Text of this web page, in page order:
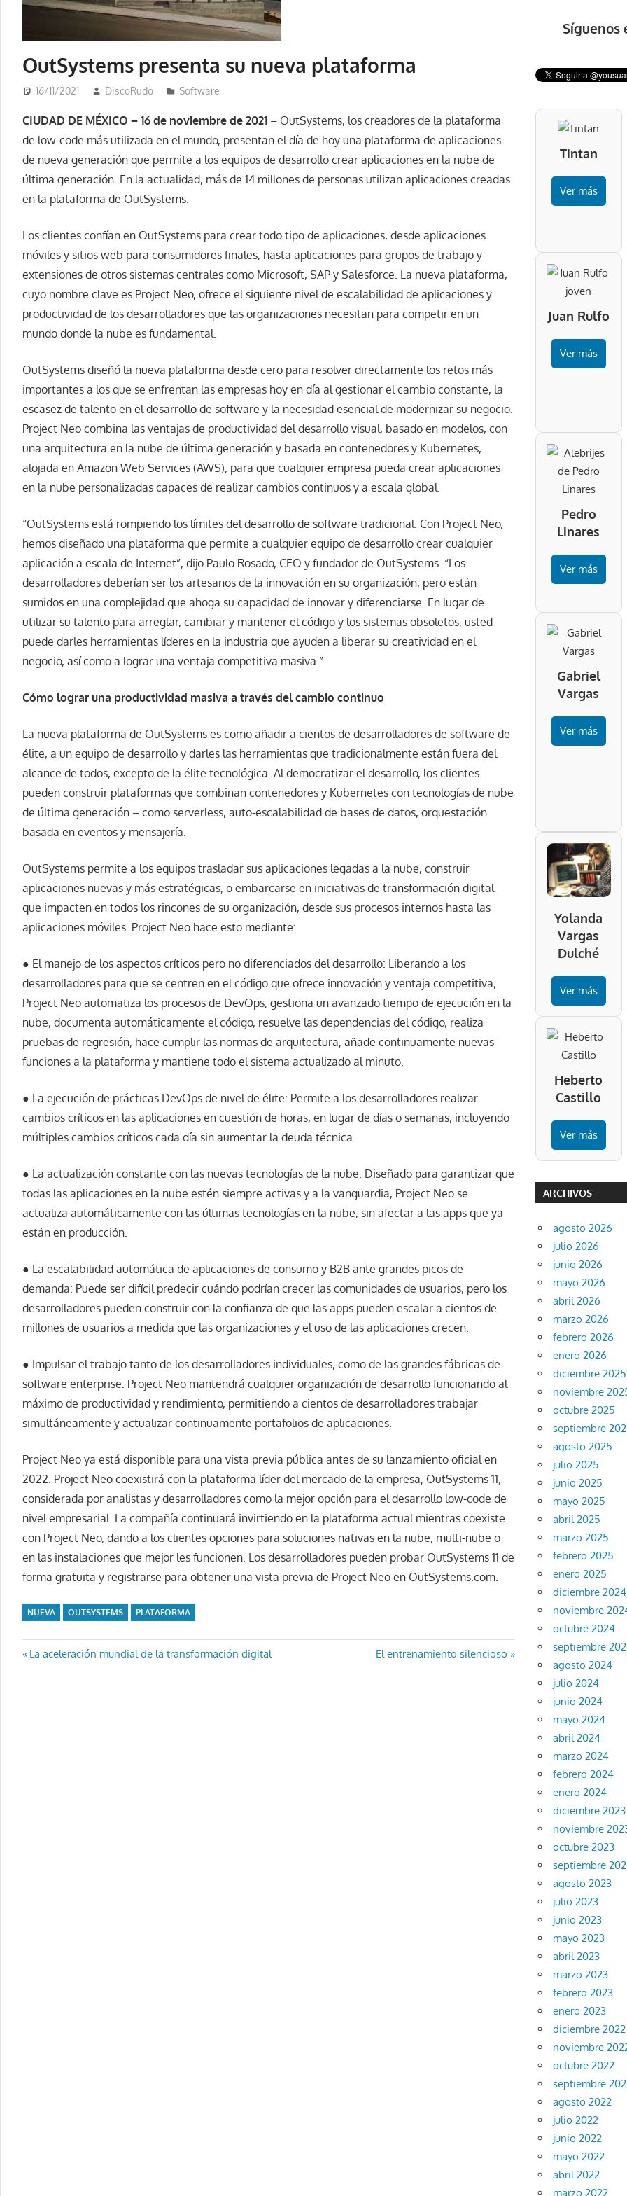
OutSystems presenta su nueva plataforma
16/11/2021 DiscoRudo Software
CIUDAD DE MÉXICO – 16 de noviembre de 2021 – OutSystems, los creadores de la plataforma
de low-code más utilizada en el mundo, presentan el día de hoy una plataforma de aplicaciones
de nueva generación que permite a los equipos de desarrollo crear aplicaciones en la nube de
última generación. En la actualidad, más de 14 millones de personas utilizan aplicaciones creadas
en la plataforma de OutSystems.
Los clientes confían en OutSystems para crear todo tipo de aplicaciones, desde aplicaciones
móviles y sitios web para consumidores finales, hasta aplicaciones para grupos de trabajo y
extensiones de otros sistemas centrales como Microsoft, SAP y Salesforce. La nueva plataforma,
cuyo nombre clave es Project Neo, ofrece el siguiente nivel de escalabilidad de aplicaciones y
productividad de los desarrolladores que las organizaciones necesitan para competir en un
mundo donde la nube es fundamental.
OutSystems diseñó la nueva plataforma desde cero para resolver directamente los retos más
importantes a los que se enfrentan las empresas hoy en día al gestionar el cambio constante, la
escasez de talento en el desarrollo de software y la necesidad esencial de modernizar su negocio.
Project Neo combina las ventajas de productividad del desarrollo visual, basado en modelos, con
una arquitectura en la nube de última generación y basada en contenedores y Kubernetes,
alojada en Amazon Web Services (AWS), para que cualquier empresa pueda crear aplicaciones
en la nube personalizadas capaces de realizar cambios continuos y a escala global.
“OutSystems está rompiendo los límites del desarrollo de software tradicional. Con Project Neo,
hemos diseñado una plataforma que permite a cualquier equipo de desarrollo crear cualquier
aplicación a escala de Internet”, dijo Paulo Rosado, CEO y fundador de OutSystems. “Los
desarrolladores deberían ser los artesanos de la innovación en su organización, pero están
sumidos en una complejidad que ahoga su capacidad de innovar y diferenciarse. En lugar de
utilizar su talento para arreglar, cambiar y mantener el código y los sistemas obsoletos, usted
puede darles herramientas líderes en la industria que ayuden a liberar su creatividad en el
negocio, así como a lograr una ventaja competitiva masiva.”
Cómo lograr una productividad masiva a través del cambio continuo
La nueva plataforma de OutSystems es como añadir a cientos de desarrolladores de software de
élite, a un equipo de desarrollo y darles las herramientas que tradicionalmente están fuera del
alcance de todos, excepto de la élite tecnológica. Al democratizar el desarrollo, los clientes
pueden construir plataformas que combinan contenedores y Kubernetes con tecnologías de nube
de última generación – como serverless, auto-escalabilidad de bases de datos, orquestación
basada en eventos y mensajería.
OutSystems permite a los equipos trasladar sus aplicaciones legadas a la nube, construir
aplicaciones nuevas y más estratégicas, o embarcarse en iniciativas de transformación digital
que impacten en todos los rincones de su organización, desde sus procesos internos hasta las
aplicaciones móviles. Project Neo hace esto mediante:
● El manejo de los aspectos críticos pero no diferenciados del desarrollo: Liberando a los
desarrolladores para que se centren en el código que ofrece innovación y ventaja competitiva,
Project Neo automatiza los procesos de DevOps, gestiona un avanzado tiempo de ejecución en la
nube, documenta automáticamente el código, resuelve las dependencias del código, realiza
pruebas de regresión, hace cumplir las normas de arquitectura, añade continuamente nuevas
funciones a la plataforma y mantiene todo el sistema actualizado al minuto.
● La ejecución de prácticas DevOps de nivel de élite: Permite a los desarrolladores realizar
cambios críticos en las aplicaciones en cuestión de horas, en lugar de días o semanas, incluyendo
múltiples cambios críticos cada día sin aumentar la deuda técnica.
● La actualización constante con las nuevas tecnologías de la nube: Diseñado para garantizar que
todas las aplicaciones en la nube estén siempre activas y a la vanguardia, Project Neo se
actualiza automáticamente con las últimas tecnologías en la nube, sin afectar a las apps que ya
están en producción.
● La escalabilidad automática de aplicaciones de consumo y B2B ante grandes picos de
demanda: Puede ser difícil predecir cuándo podrían crecer las comunidades de usuarios, pero los
desarrolladores pueden construir con la confianza de que las apps pueden escalar a cientos de
millones de usuarios a medida que las organizaciones y el uso de las aplicaciones crecen.
● Impulsar el trabajo tanto de los desarrolladores individuales, como de las grandes fábricas de
software enterprise: Project Neo mantendrá cualquier organización de desarrollo funcionando al
máximo de productividad y rendimiento, permitiendo a cientos de desarrolladores trabajar
simultáneamente y actualizar continuamente portafolios de aplicaciones.
Project Neo ya está disponible para una vista previa pública antes de su lanzamiento oficial en
2022. Project Neo coexistirá con la plataforma líder del mercado de la empresa, OutSystems 11,
considerada por analistas y desarrolladores como la mejor opción para el desarrollo low-code de
nivel empresarial. La compañía continuará invirtiendo en la plataforma actual mientras coexiste
con Project Neo, dando a los clientes opciones para soluciones nativas en la nube, multi-nube o
en las instalaciones que mejor les funcionen. Los desarrolladores pueden probar OutSystems 11 de
forma gratuita y registrarse para obtener una vista previa de Project Neo en OutSystems.com.
NUEVA OUTSYSTEMS PLATAFORMA
Navegación
Entrada
anterior:
La aceleración mundial de la transformación digital
Entrada
siguiente:
El entrenamiento silencioso
Síguenos
Tintan
Ver más
Juan Rulfo
Ver más
Pedro
Linares
Ver más
Gabriel
Vargas
Ver más
Yolanda
Vargas
Dulché
Ver más
Heberto
Castillo
Ver más
ARCHIVOS
agosto 2026
julio 2026
junio 2026
mayo 2026
abril 2026
marzo 2026
febrero 2026
enero 2026
diciembre 2025
noviembre
octubre 2025
septiembre
agosto 2025
julio 2025
junio 2025
mayo 2025
abril 2025
marzo 2025
febrero 2025
enero 2025
diciembre 2024
noviembre
octubre 2024
septiembre
agosto 2024
julio 2024
junio 2024
mayo 2024
abril 2024
marzo 2024
febrero 2024
enero 2024
diciembre 2023
noviembre
octubre 2023
septiembre
agosto 2023
julio 2023
junio 2023
mayo 2023
abril 2023
marzo 2023
febrero 2023
enero 2023
diciembre 2022
noviembre
octubre 2022
septiembre
agosto 2022
julio 2022
junio 2022
mayo 2022
abril 2022
marzo 2022